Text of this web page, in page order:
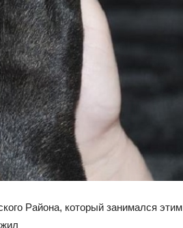
Района, который занимался